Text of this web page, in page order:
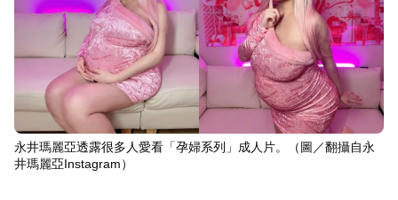
永井瑪麗亞透露很多人愛看「孕婦系列」成人片。（圖／翻攝自永
井瑪麗亞Instagram）